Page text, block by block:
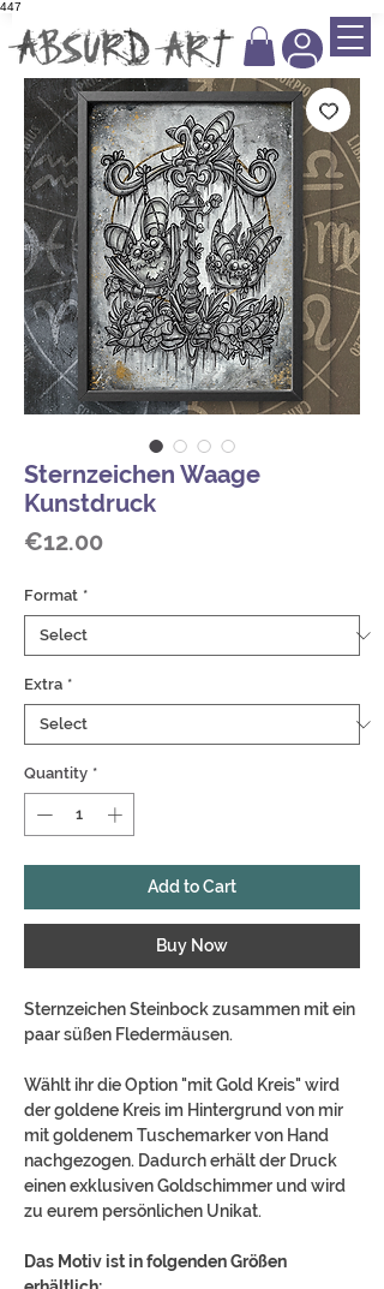
447
Sternzeichen Waage
Kunstdruck
€12.00Price
Format *
Extra *
Quantity *
Add to Cart
Buy Now
Sternzeichen Steinbock zusammen mit ein
paar süßen Fledermäusen.
Wählt ihr die Option "mit Gold Kreis" wird
der goldene Kreis im Hintergrund von mir
mit goldenem Tuschemarker von Hand
nachgezogen. Dadurch erhält der Druck
einen exklusiven Goldschimmer und wird
zu eurem persönlichen Unikat.
Das Motiv ist in folgenden Größen